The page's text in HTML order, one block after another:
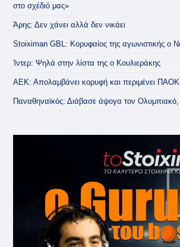
στο σχέδιό μας»
Άρης: Δεν χάνει αλλά δεν νικάει
Stoiximan GBL: Κορυφαίος της αγωνιστικής ο
Ίντερ: Ψηλά στην λίστα της ο Κουλιεράκης
ΑΕΚ: Απολαμβάνει κορυφή και περιμένει ΠΑΟΚ
Παναθηναϊκός: Διάβασε άψογα τον